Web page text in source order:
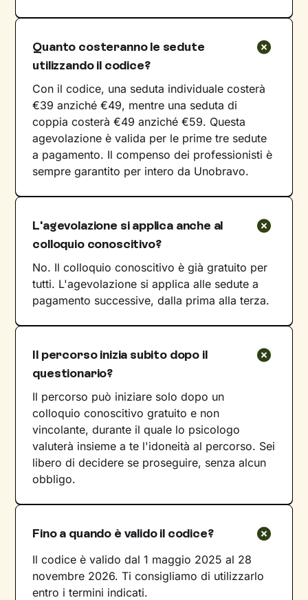
Quanto costeranno le sedute
utilizzando il codice?
Con il codice, una seduta individuale costerà
€39 anziché €49, mentre una seduta di
coppia costerà €49 anziché €59. Questa
agevolazione è valida per le prime tre sedute
a pagamento. Il compenso dei professionisti è
sempre garantito per intero da Unobravo.
L'agevolazione si applica anche al
colloquio conoscitivo?
No. Il colloquio conoscitivo è già gratuito per
tutti. L'agevolazione si applica alle sedute a
pagamento successive, dalla prima alla terza.
Il percorso inizia subito dopo il
questionario?
Il percorso può iniziare solo dopo un
colloquio conoscitivo gratuito e non
vincolante, durante il quale lo psicologo
valuterà insieme a te l'idoneità al percorso. Sei
libero di decidere se proseguire, senza alcun
obbligo.
Fino a quando è valido il codice?
Il codice è valido dal 1 maggio 2025 al 28
novembre 2026. Ti consigliamo di utilizzarlo
entro i termini indicati.